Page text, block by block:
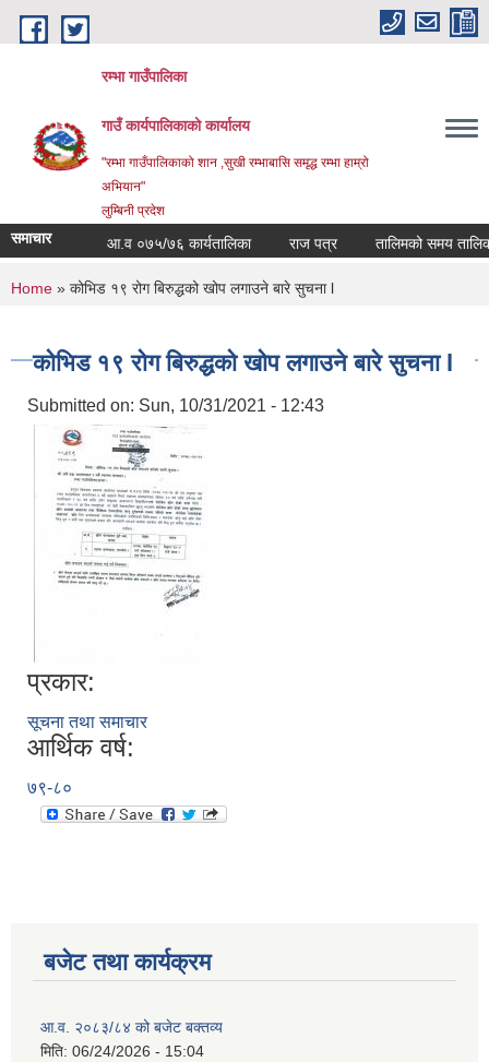
Skip to main content
रम्भा गाउँपालिका
गाउँ कार्यपालिकाको कार्यालय
"रम्भा गाउँपालिकाको शान ,सुखी रम्भाबासि समृद्ध रम्भा हाम्रो
अभियान"
लुम्बिनी प्रदेश
समाचार आ.व ०७५/७६ कार्यतालिका राज पत्र तालिमको समय तालिका
You are here
Home » कोभिड १९ रोग बिरुद्धको खोप लगाउने बारे सुचना l
कोभिड १९ रोग बिरुद्धको खोप लगाउने बारे सुचना l
Submitted on: Sun, 10/31/2021 - 12:43
प्रकार:
सूचना तथा समाचार
आर्थिक वर्ष:
७९-८०
बजेट तथा कार्यक्रम
आ.व. २०८३/८४ को बजेट बक्तव्य
मिति: 06/24/2026 - 15:04